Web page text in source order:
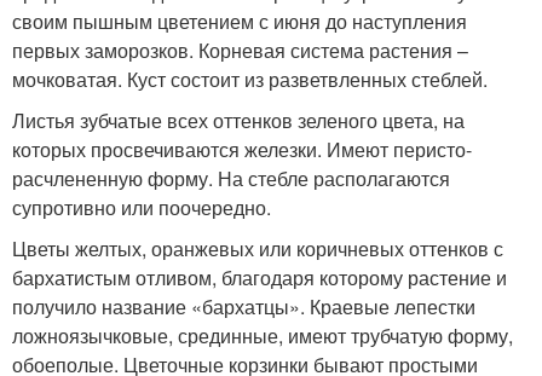
своим пышным цветением с июня до наступления
первых заморозков. Корневая система растения –
мочковатая. Куст состоит из разветвленных стеблей.
Листья зубчатые всех оттенков зеленого цвета, на
которых просвечиваются железки. Имеют перисто-
расчлененную форму. На стебле располагаются
супротивно или поочередно.
Цветы желтых, оранжевых или коричневых оттенков с
бархатистым отливом, благодаря которому растение и
получило название «бархатцы». Краевые лепестки
ложноязычковые, срединные, имеют трубчатую форму,
обоеполые. Цветочные корзинки бывают простыми